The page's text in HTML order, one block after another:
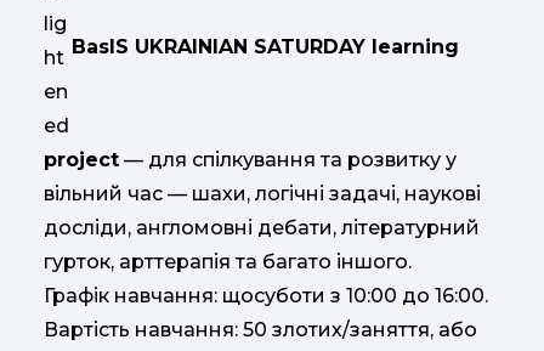
BasIS UKRAINIAN SATURDAY learning
project — для спілкування та розвитку у
вільний час — шахи, логічні задачі, наукові
досліди, англомовні дебати, літературний
гурток, арттерапія та багато іншого.
Графік навчання: щосуботи з 10:00 до 16:00.
Вартість навчання: 50 злотих/заняття, або